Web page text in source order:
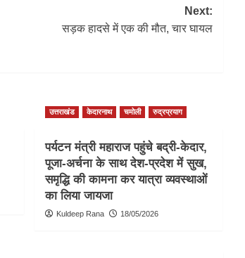
Next:
सड़क हादसे में एक की मौत, चार घायल
उत्तराखंड केदारनाथ चमोली रुद्रप्रयाग
पर्यटन मंत्री महाराज पहुंचे बद्री-केदार,
पूजा-अर्चना के साथ देश-प्रदेश में सुख,
समृद्धि की कामना कर यात्रा व्यवस्थाओं
का लिया जायजा
Kuldeep Rana 18/05/2026